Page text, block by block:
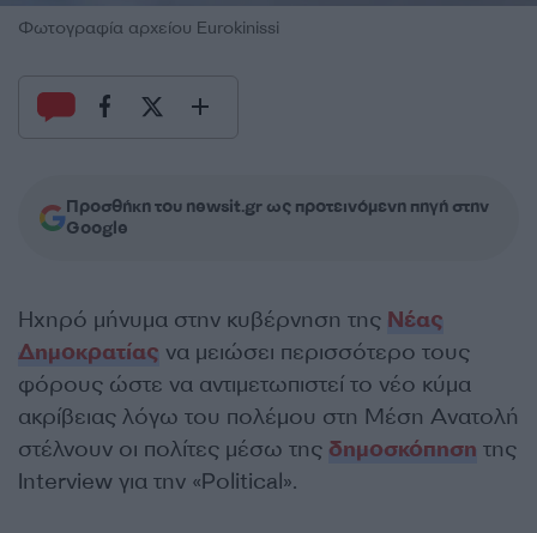
Φωτογραφία αρχείου Eurokinissi
Προσθήκη του newsit.gr ως προτεινόμενη πηγή στην
Google
Ηχηρό μήνυμα στην κυβέρνηση της Νέας
Δημοκρατίας να μειώσει περισσότερο τους
φόρους ώστε να αντιμετωπιστεί το νέο κύμα
ακρίβειας λόγω του πολέμου στη Μέση Ανατολή
στέλνουν οι πολίτες μέσω της δημοσκόπηση της
Interview για την «Political».